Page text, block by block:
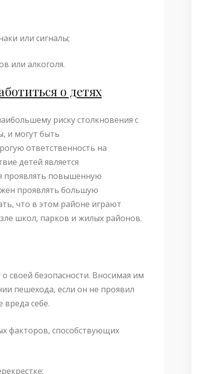
или сигналы;
или алкоголя.
о детях
риску столкновения с
и могут быть
ответственность на
детей является
проявлять повышенную
проявлять большую
что в этом районе играют
школ, парков и жилых районов.
своей безопасности. Вносимая им
пешехода, если он не проявил
вреда себе.
факторов, способствующих